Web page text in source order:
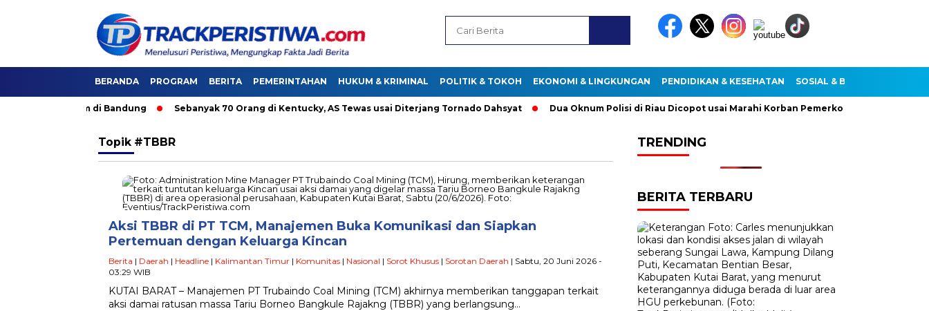
BERANDA PROGRAM BERITA PEMERINTAHAN HUKUM & KRIMINAL POLITIK & TOKOH EKONOMI & LINGKUNGAN PENDIDIKAN & KESEHATAN SOSIAL & BUDAYA
Umum di Bandung Sebanyak 70 Orang di Kentucky, AS Tewas usai Diterjang Tornado Dahsyat Dua Oknum Polisi di Riau Dicopot usai Marahi Korban Pemerkosaan
Topik #TBBR
Aksi TBBR di PT TCM, Manajemen Buka Komunikasi dan Siapkan
Pertemuan dengan Keluarga Kincan
Berita | Daerah | Headline | Kalimantan Timur | Komunitas | Nasional | Sorot Khusus | Sorotan Daerah | Sabtu, 20 Juni 2026 -
03:29 WIB
KUTAI BARAT – Manajemen PT Trubaindo Coal Mining (TCM) akhirnya memberikan tanggapan terkait
aksi damai ratusan massa Tariu Borneo Bangkule Rajakng (TBBR) yang berlangsung…
TRENDING
BERITA TERBARU